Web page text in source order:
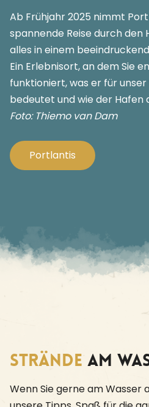
Ab Frühjahr 2025 nimmt
spannende Reise durch den
alles in einem
Ein Erlebnisort, an dem Sie
funktioniert, was er für
bedeutet und wie der Hafen
Foto: Thiemo van Dam
Portlantis
Strände am
Wenn Sie gerne am Wasser